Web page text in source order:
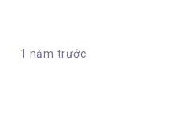
1 năm trước